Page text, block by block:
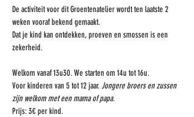
De activiteit voor dit Groentenatelier wordt ten laatste 2
weken vooraf bekend gemaakt.
Dat je kind kan ontdekken, proeven en smossen is een
zekerheid.
Welkom vanaf 13u30. We starten om 14u tot 16u.
Voor kinderen van 5 tot 12 jaar. Jongere broers en zussen
zijn welkom met een mama of papa.
Prijs: 3€ per kind.